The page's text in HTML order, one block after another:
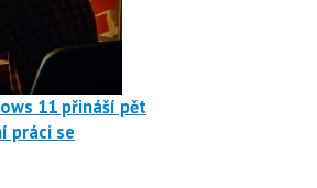
11 přináší pět
práci se